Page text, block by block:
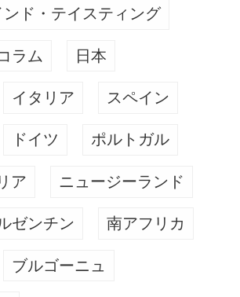
ド・テイスティング
ラム 日本
イタリア スペイン
ドイツ ポルトガル
ア ニュージーランド
ゼンチン 南アフリカ
ブルゴーニュ